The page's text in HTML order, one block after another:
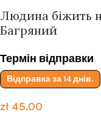
Людина біжить
Багряний
Термін відправки
Відправка за 14 днів.
zł45.00